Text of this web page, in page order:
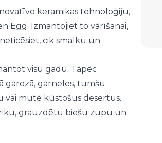
keramikas tehnoloģiju,
Egg. Izmantojiet to vārīšanai,
cik smalku un
visu gadu. Tāpēc
garneles, tumšu
vai mutē kūstošus desertus.
grauzdētu biešu zupu un